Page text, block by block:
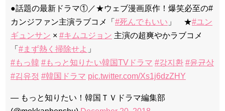
●話題の最新ドラマ①／★ウェブ漫画原作！爆笑必至の#
カンジファン主演ラブコメ「 #死んでもいい 」 ★#ユン
ギュンサン × #キムユジョン 主演の超爽やかラブコメ
「 #まず熱く掃除せよ 」
#もっ韓 #もっと知りたい韓国TVドラマ #강지환 #윤균상
#김유정 #韓国ドラマ pic.twitter.com/Xs1j6dzZHY
— もっと知りたい！韓国ＴＶドラマ編集部